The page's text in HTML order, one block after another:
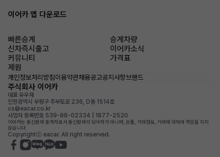
이어카 앱 다운로드
빠른승계
승계차량
신차즉시출고
이어카소식
커뮤니티
가격표
제원
개인정보처리방침이용약관채용공고공지사항브랜드
주식회사 이어카
대표 유우재
인천광역시 부평구 주부토로 236, D동 1514호
cs@eacar.co.kr
사업자 등록번호 539-88-02334 | 1877-2520
이어카는 통신판매 중개자로서 통신판매의 당사자가 아니며, 상품, 거래정보, 거래에 대하여 책임을 지지
않습니다.
Copyrightⓒ eacar. All right reserved.